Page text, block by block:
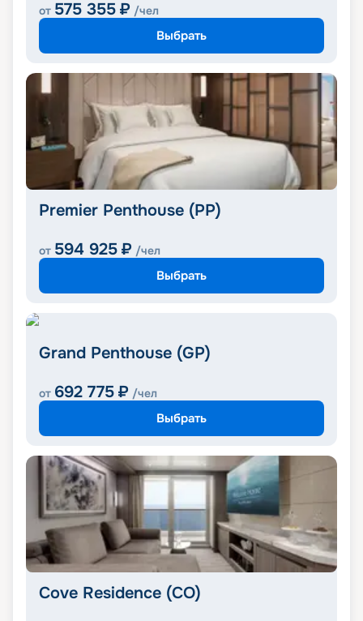
от 575 355 ₽ /чел
Выбрать
Premier Penthouse (PP)
от 594 925 ₽ /чел
Выбрать
Grand Penthouse (GP)
от 692 775 ₽ /чел
Выбрать
Cove Residence (CO)